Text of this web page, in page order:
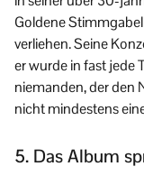
Goldene
verliehen. Seine
er wurde in fast jede
niemanden, der den
nicht mindestens
5. Das Album